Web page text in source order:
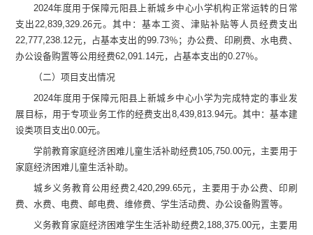
2024年度用于保障元阳县上新城乡中心小学机构正常运转的日常
支出22,839,329.26元。其中：基本工资、津贴补贴等人员经费支出
22,777,238.12元， 占基本支出的99.73％；办公费、印刷费、水电费、
办公设备购置等公用经费62,091.14元， 占基本支出的0.27％。
（二）项目支出情况
2024年度用于保障元阳县上新城乡中心小学为完成特定的事业发
展目标，用于专项业务工作的经费支出8,439,813.94元。 其中：基本建
设类项目支出0.00元。
学前教育家庭经济困难儿童生活补助经费105,750.00元，主要用于
家庭经济困难儿童生活补助。
城乡义务教育公用经费2,420,299.65元，主要用于办公费、印刷
费、水费、电费、邮电费、维修费、学生活动费、办公设备购置等。
义务教育家庭经济困难学生生活补助经费2,188,375.00元，主要用